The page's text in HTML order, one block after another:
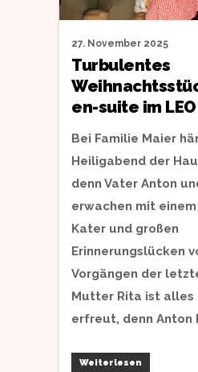
27. November 2025
Turbulentes
en-suite im LEO
Bei Familie Maier
Heiligabend der
denn Vater Anton
erwachen mit
Kater und großen
Erinnerungslücken
Vorgängen der
Mutter Rita ist alles
erfreut, denn Anton
Weiterlesen